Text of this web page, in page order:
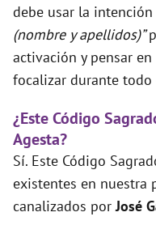
debe usar la intención
(nombre y apellidos)”
activación y pensar
focalizar durante todo
¿Este Código
Agesta?
Sí. Este Código
existentes en nuestra
canalizados porJosé